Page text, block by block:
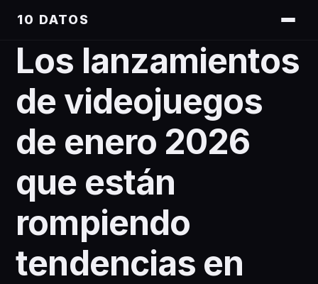
10 DATOS
Los lanzamientos
de videojuegos
de enero 2026
que están
rompiendo
tendencias en